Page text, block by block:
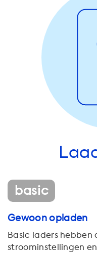
basic
Gewoon opladen
Basic laders
stroominstellingen